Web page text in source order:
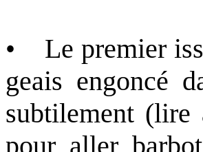
• Le premier
geais engoncé
subtilement (lire
pour aller